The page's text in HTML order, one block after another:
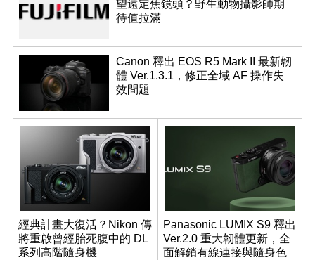
望遠定焦鏡頭？野生動物攝影師期
待值拉滿
Canon 釋出 EOS R5 Mark II 最新韌
體 Ver.1.3.1，修正全域 AF 操作失
效問題
經典計畫大復活？Nikon 傳
將重啟曾經胎死腹中的 DL
系列高階隨身機
Panasonic LUMIX S9 釋出
Ver.2.0 重大韌體更新，全
面解鎖有線連接與隨身色